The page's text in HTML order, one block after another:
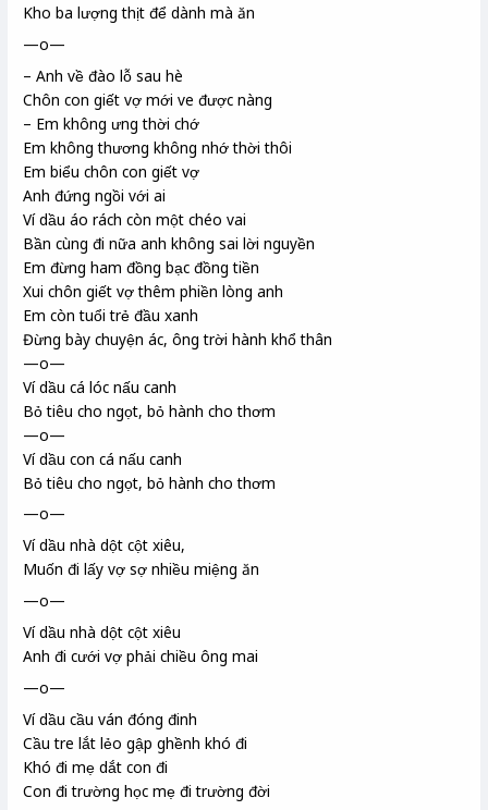
Kho ba lượng thịt để dành mà ăn
—o—
– Anh về đào lỗ sau hè
Chôn con giết vợ mới ve được nàng
– Em không ưng thời chớ
Em không thương không nhớ thời thôi
Em biểu chôn con giết vợ
Anh đứng ngồi với ai
Ví dầu áo rách còn một chéo vai
Bần cùng đi nữa anh không sai lời nguyền
Em đừng ham đồng bạc đồng tiền
Xui chôn giết vợ thêm phiền lòng anh
Em còn tuổi trẻ đầu xanh
Đừng bày chuyện ác, ông trời hành khổ thân
—o—
Ví dầu cá lóc nấu canh
Bỏ tiêu cho ngọt, bỏ hành cho thơm
—o—
Ví dầu con cá nấu canh
Bỏ tiêu cho ngọt, bỏ hành cho thơm
—o—
Ví dầu nhà dột cột xiêu,
Muốn đi lấy vợ sợ nhiều miệng ăn
—o—
Ví dầu nhà dột cột xiêu
Anh đi cưới vợ phải chiều ông mai
—o—
Ví dầu cầu ván đóng đinh
Cầu tre lắt lẻo gập ghềnh khó đi
Khó đi mẹ dắt con đi
Con đi trường học mẹ đi trường đời